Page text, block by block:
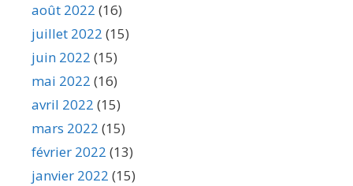
août 2022 (16)
juillet 2022 (15)
juin 2022 (15)
mai 2022 (16)
avril 2022 (15)
mars 2022 (15)
février 2022 (13)
janvier 2022 (15)